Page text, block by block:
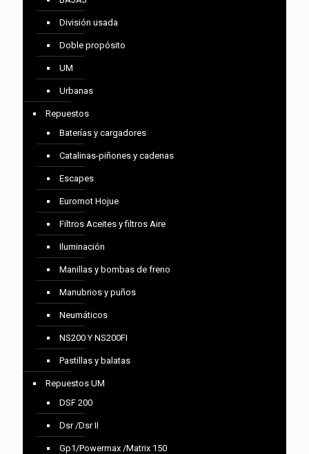
División usada
Doble propósito
UM
Urbanas
Repuestos
Baterías y cargadores
Catalinas-piñones y cadenas
Escapes
Euromot Hojue
Filtros Aceites y filtros Aire
Iluminación
Manillas y bombas de freno
Manubrios y puños
Neumáticos
NS200 Y NS200FI
Pastillas y balatas
Repuestos UM
DSF 200
Dsr /Dsr II
Gp1/Powermax /Matrix 150